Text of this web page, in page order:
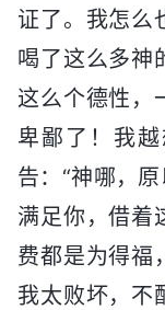
证了。我怎么
喝了这么多神
这么个德性，
卑鄙了！我
告：“神哪，
满足你，借着
费都是为得福
我太败坏，不